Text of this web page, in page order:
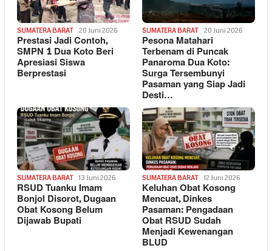
SUMATERA BARAT 20 Juni 2026
Prestasi Jadi Contoh,
SMPN 1 Dua Koto Beri
Apresiasi Siswa
Berprestasi
SUMATERA BARAT 20 Juni 2026
Pesona Matahari
Terbenam di Puncak
Panaroma Dua Koto:
Surga Tersembunyi
Pasaman yang Siap Jadi
Desti…
SUMATERA BARAT 13 Juni 2026
RSUD Tuanku Imam
Bonjol Disorot, Dugaan
Obat Kosong Belum
Dijawab Bupati
SUMATERA BARAT 12 Juni 2026
Keluhan Obat Kosong
Mencuat, Dinkes
Pasaman: Pengadaan
Obat RSUD Sudah
Menjadi Kewenangan
BLUD